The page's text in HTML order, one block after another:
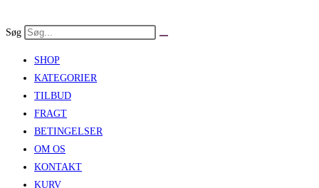
to
Søg
SHOP
KATEGORIER
TILBUD
FRAGT
BETINGELSER
OM OS
KONTAKT
KURV